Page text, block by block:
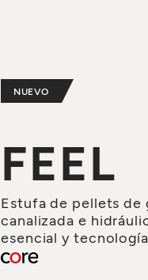
NUEVO
FEEL
Estufa de pellets de
canalizada e
esencial y